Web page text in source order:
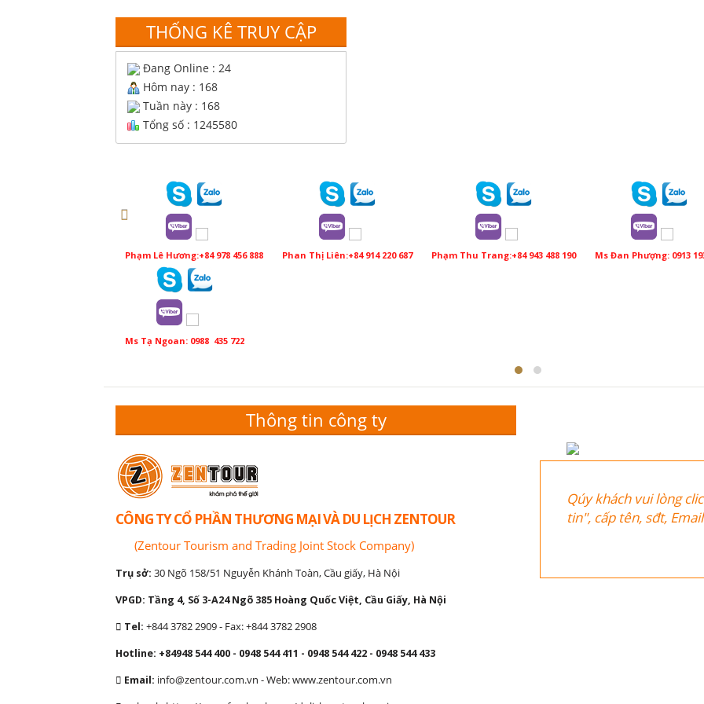
THỐNG KÊ TRUY CẬP
Đang Online : 24
Hôm nay : 168
Tuần này : 168
Tổng số : 1245580
Phạm Lê Hương:+84 978 456 888 Phan Thị Liên:+84 914 220 687 Phạm Thu Trang:+84 943 488 190 Ms Đan Phượng: 0913
Ms Tạ Ngoan: 0988 435 722
Thông tin công ty
CÔNG TY CỔ PHẦN THƯƠNG MẠI VÀ DU LỊCH ZENTOUR
(Zentour Tourism and Trading Joint Stock Company)
Trụ sở: 30 Ngõ 158/51 Nguyễn Khánh Toàn, Cầu giấy, Hà Nội
VPGD: Tầng 4, Số 3-A24 Ngõ 385 Hoàng Quốc Việt, Cầu Giấy, Hà Nội
Tel: +844 3782 2909 - Fax: +844 3782 2908
Hotline: +84948 544 400 - 0948 544 411 - 0948 544 422 - 0948 544 433
Email: info@zentour.com.vn - Web: www.zentour.com.vn
Qúy khách vui lòng
tin", cấp tên, sđt,